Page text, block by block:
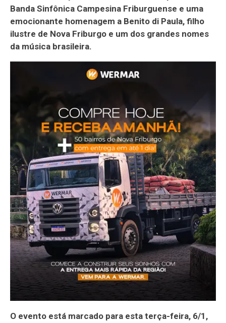
Banda Sinfônica Campesina Friburguense e uma
emocionante homenagem a Benito di Paula, filho
ilustre de Nova Friburgo e um dos grandes nomes
da música brasileira.
O evento está marcado para esta terça-feira, 6/1,